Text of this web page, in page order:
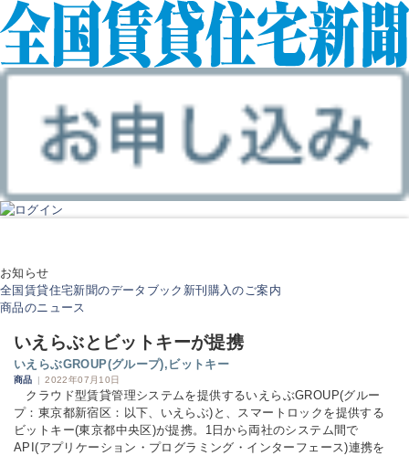
お知らせ
全国賃貸住宅新聞のデータブック新刊購入のご案内
商品のニュース
いえらぶとビットキーが提携
いえらぶGROUP(グループ),ビットキー
商品 | 2022年07月10日
クラウド型賃貸管理システムを提供するいえらぶGROUP(グルー
プ：東京都新宿区：以下、いえらぶ)と、スマートロックを提供する
ビットキー(東京都中央区)が提携。1日から両社のシステム間で
API(アプリケーション・プログラミング・インターフェース)連携を